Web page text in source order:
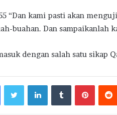
“Dan kami pasti akan
buahan. Dan sampaikanlah
dengan salah satu sikap
FacebookTwitterLinkedInTumblr